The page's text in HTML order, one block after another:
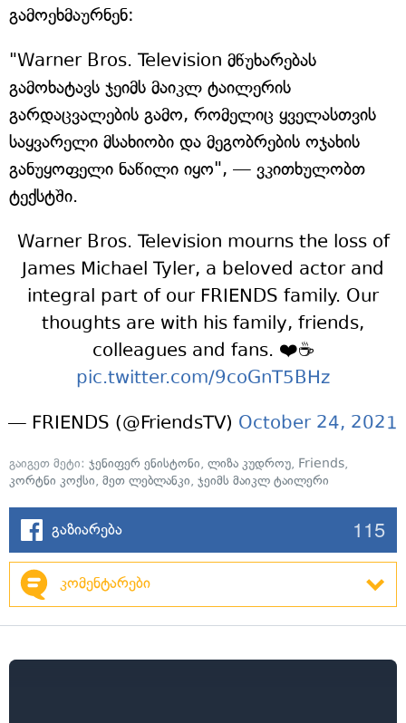
გამოეხმაურნენ:
"Warner Bros. Television მწუხარებას
გამოხატავს ჯეიმს მაიკლ ტაილერის
გარდაცვალების გამო, რომელიც ყველასთვის
საყვარელი მსახიობი და მეგობრების ოჯახის
განუყოფელი ნაწილი იყო", — ვკითხულობთ
ტექსტში.
Warner Bros. Television mourns the loss of
James Michael Tyler, a beloved actor and
integral part of our FRIENDS family. Our
thoughts are with his family, friends,
colleagues and fans. ❤️☕️
pic.twitter.com/9coGnT5BHz
— FRIENDS (@FriendsTV) October 24, 2021
გაიგეთ მეტი: ჯენიფერ ენისტონი, ლიზა კუდროუ, Friends,
კორტნი კოქსი, მეთ ლებლანკი, ჯეიმს მაიკლ ტაილერი
გაზიარება 115
კომენტარები